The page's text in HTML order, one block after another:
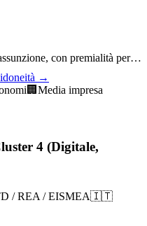
con premialità per…
→
🏢 Media impresa
4 (Digitale,
/ REA / EISMEA🇮🇹